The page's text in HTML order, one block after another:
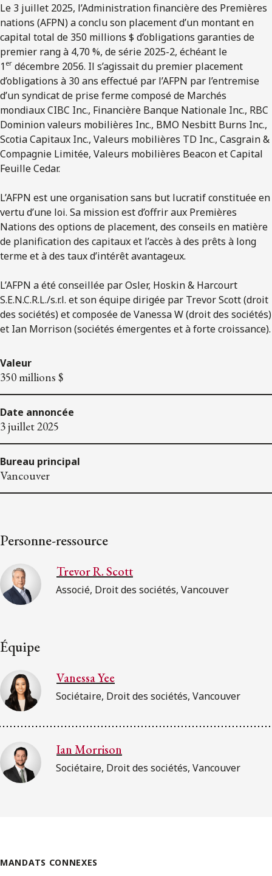
Le 3 juillet 2025, l’Administration financière des Premières
nations (AFPN) a conclu son placement d’un montant en
capital total de 350 millions $ d’obligations garanties de
premier rang à 4,70 %, de série 2025-2, échéant le
1 er décembre 2056. Il s’agissait du premier placement
d’obligations à 30 ans effectué par l’AFPN par l’entremise
d’un syndicat de prise ferme composé de Marchés
mondiaux CIBC Inc., Financière Banque Nationale Inc., RBC
Dominion valeurs mobilières Inc., BMO Nesbitt Burns Inc.,
Scotia Capitaux Inc., Valeurs mobilières TD Inc., Casgrain &
Compagnie Limitée, Valeurs mobilières Beacon et Capital
Feuille Cedar.
L’AFPN est une organisation sans but lucratif constituée en
vertu d’une loi. Sa mission est d’offrir aux Premières
Nations des options de placement, des conseils en matière
de planification des capitaux et l’accès à des prêts à long
terme et à des taux d’intérêt avantageux.
L’AFPN a été conseillée par Osler, Hoskin & Harcourt
S.E.N.C.R.L./s.r.l. et son équipe dirigée par Trevor Scott (droit
des sociétés) et composée de Vanessa W (droit des sociétés)
et Ian Morrison (sociétés émergentes et à forte croissance).
Valeur
350 millions $
Date annoncée
3 juillet 2025
Bureau principal
Vancouver
Personne-ressource
Trevor R. Scott
Associé, Droit des sociétés, Vancouver
Équipe
Vanessa Yee
Sociétaire, Droit des sociétés, Vancouver
Ian Morrison
Sociétaire, Droit des sociétés, Vancouver
MANDATS CONNEXES